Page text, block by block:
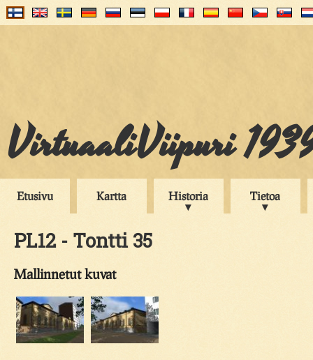
VirtuaaliViipuri
Etusivu Kartta Historia Tietoa
PL12 - Tontti 35
Mallinnetut kuvat